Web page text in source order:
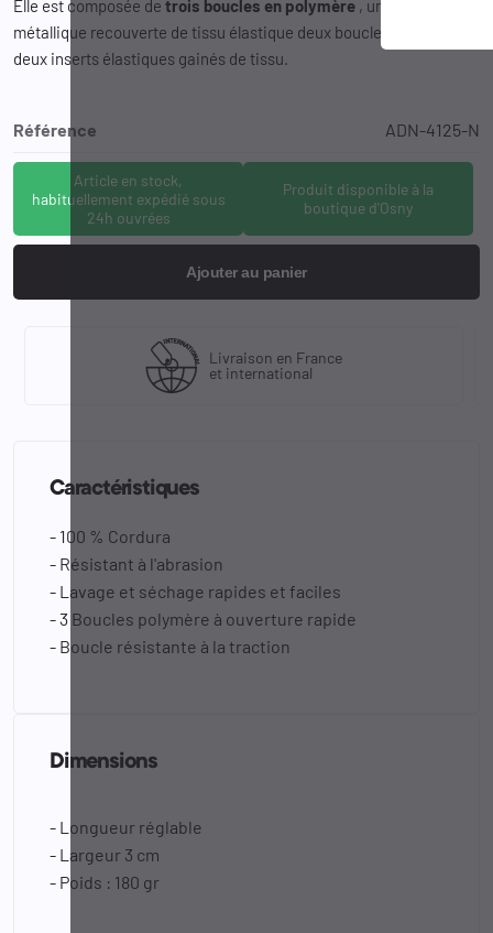
Elle est composée de trois boucles en polymère , une attache
métallique recouverte de tissu élastique deux boucles de réglage,
deux inserts élastiques gainés de tissu.
Référence ADN-4125-N
Article en stock,
habituellement expédié sous
24h ouvrées
Produit disponible à la
boutique d'Osny
Ajouter au panier
Livraison en France
et international
Caractéristiques
- 100 % Cordura
- Résistant à l'abrasion
- Lavage et séchage rapides et faciles
- 3 Boucles polymère à ouverture rapide
- Boucle résistante à la traction
Dimensions
- Longueur réglable
- Largeur 3 cm
- Poids : 180 gr